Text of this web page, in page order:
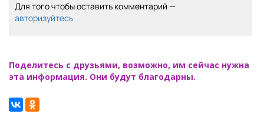
Для того чтобы оставить комментарий —
авторизуйтесь
Поделитесь с друзьями, возможно, им сейчас нужна
эта информация. Они будут благодарны.